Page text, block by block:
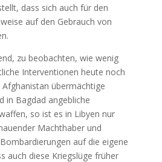
dass sich auch für den
auf den Gebrauch von
zu beobachten, wie wenig
Interventionen heute noch
übermächtige
in Bagdad angebliche
so ist es in Libyen nur
Machthaber und
auf die eigene
auch diese Kriegslüge früher